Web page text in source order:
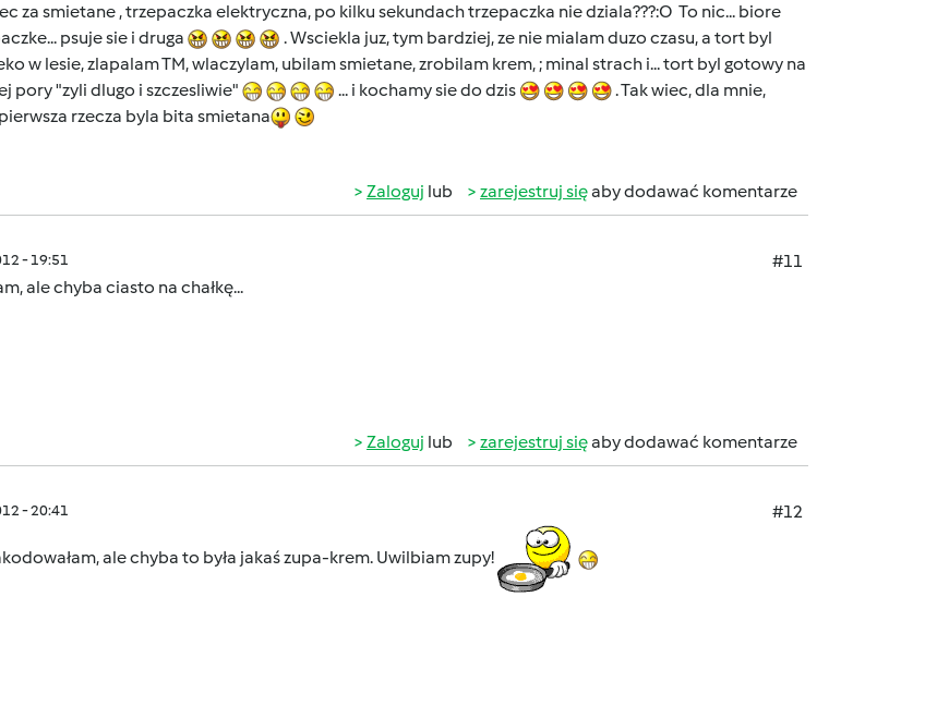
za smietane , trzepaczka elektryczna, po kilku sekundach trzepaczka nie dziala???:O To nic... biore
psuje sie i druga
. Wsciekla juz, tym bardziej, ze nie mialam duzo czasu, a tort byl
w lesie, zlapalam TM, wlaczylam, ubilam smietane, zrobilam krem, ; minal strach i... tort byl gotowy na
pory "zyli dlugo i szczesliwie"
... i kochamy sie do dzis
. Tak wiec, dla mnie,
rzecza byla bita smietana
Zaloguj lub zarejestruj sięaby dodawać komentarze
- 19:51
#11
ale chyba ciasto na chałkę...
Zaloguj lub zarejestruj sięaby dodawać komentarze
- 20:41 #12
ale chyba to była jakaś zupa-krem. Uwilbiam zupy!